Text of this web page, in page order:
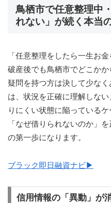
鳥栖市で任意整理中
れない」が続く本当
「任意整理をしたら一生お
破産後でも鳥栖市でどこか
疑問を持つ方は決して少な
は、状況を正確に理解しな
りにくい状態に陥っている
「なぜ借りられないのか」
の第一歩になります。
ブラック即日融資ナビ▶
信用情報の「異動」が